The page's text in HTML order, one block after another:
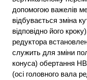
допомогою важелів
відбувається зміна
відповідно його
редуктора
служить для зміни
конуса) обертання
(осі головного вала